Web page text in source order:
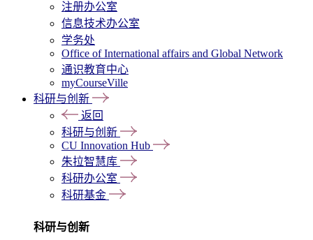
注册办公室
信息技术办公室
学务处
Office of International affairs and Global Network
通识教育中心
myCourseVille
科研与创新
返回
科研与创新
CU Innovation Hub
朱拉智慧库
科研办公室
科研基金
科研与创新